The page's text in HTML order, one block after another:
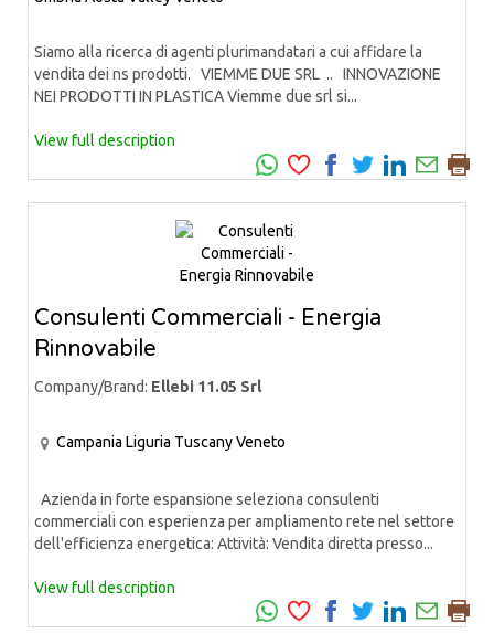
Siamo alla ricerca di agenti plurimandatari a cui affidare la
vendita dei ns prodotti. VIEMME DUE SRL .. INNOVAZIONE
NEI PRODOTTI IN PLASTICA Viemme due srl si...
View full description
Consulenti Commerciali - Energia
Rinnovabile
Company/Brand: Ellebi 11.05 Srl
Campania Liguria TuscanyVeneto
Azienda in forte espansione seleziona consulenti
commerciali con esperienza per ampliamento rete nel settore
dell'efficienza energetica: Attività: Vendita diretta presso...
View full description